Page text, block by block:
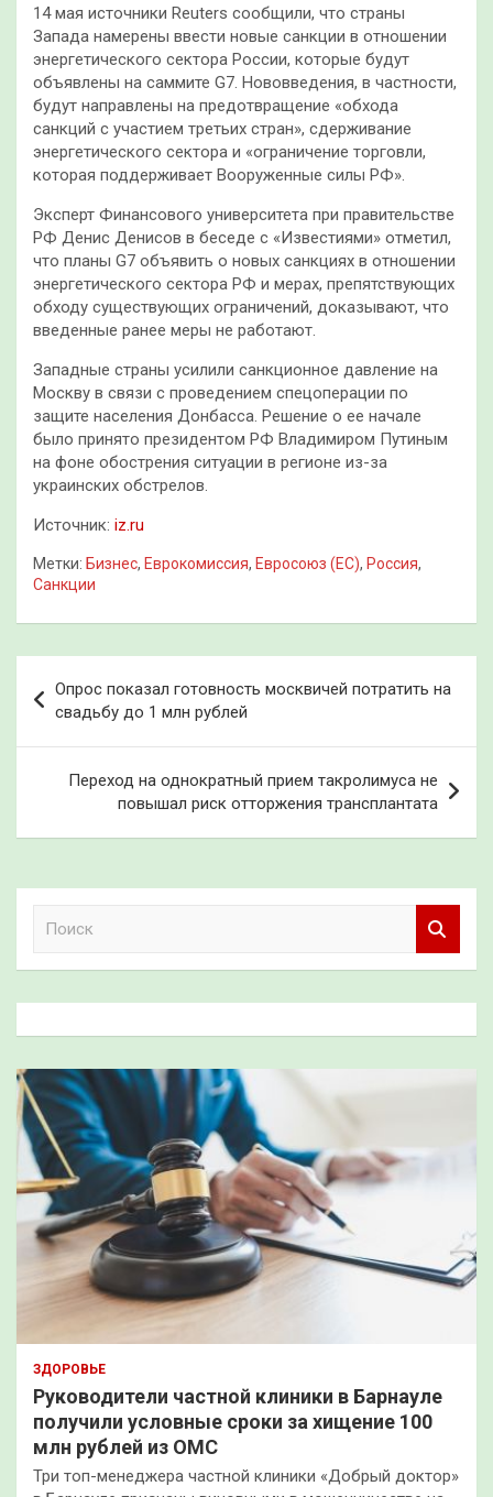
14 мая источники Reuters сообщили, что страны
Запада намерены ввести новые санкции в отношении
энергетического сектора России, которые будут
объявлены на саммите G7. Нововведения, в частности,
будут направлены на предотвращение «обхода
санкций с участием третьих стран», сдерживание
энергетического сектора и «ограничение торговли,
которая поддерживает Вооруженные силы РФ».
Эксперт Финансового университета при правительстве
РФ Денис Денисов в беседе с «Известиями» отметил,
что планы G7 объявить о новых санкциях в отношении
энергетического сектора РФ и мерах, препятствующих
обходу существующих ограничений, доказывают, что
введенные ранее меры не работают.
Западные страны усилили санкционное давление на
Москву в связи с проведением спецоперации по
защите населения Донбасса. Решение о ее начале
было принято президентом РФ Владимиром Путиным
на фоне обострения ситуации в регионе из-за
украинских обстрелов.
Источник: iz.ru
Метки: Бизнес, Еврокомиссия, Евросоюз (ЕС), Россия,
Санкции
по
записям
Опрос показал готовность москвичей потратить на
свадьбу до 1 млн рублей
Переход на однократный прием такролимуса не
повышал риск отторжения трансплантата
к
ЗДОРОВЬЕ
Руководители частной клиники в Барнауле
получили условные сроки за хищение 100
млн рублей из ОМС
Три топ-менеджера частной клиники «Добрый доктор»